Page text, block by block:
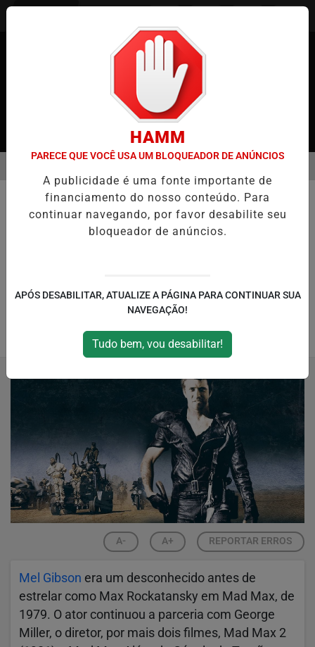
EM ALTA
ENTRETENIMENTO
Fãs da saga Mad Max pedem a
volta de Mel Gibson
seja o fim do personagem
RPJNews
03/06/2024 14:11 03/06/2024 14:16
A- A+ REPORTAR ERROS
Mel Gibson era um desconhecido antes de
estrelar como Max Rockatansky em Mad Max, de
1979. O ator continuou a parceria com George
Miller, o diretor, por mais dois filmes, Mad Max 2
HAMM
PARECE QUE VOCÊ USA UM BLOQUEADOR DE ANÚNCIOS
A publicidade é uma fonte importante de
financiamento do nosso conteúdo. Para
continuar navegando, por favor desabilite seu
bloqueador de anúncios.
APÓS DESABILITAR, ATUALIZE A PÁGINA PARA CONTINUAR SUA
NAVEGAÇÃO!
Tudo bem, vou desabilitar!